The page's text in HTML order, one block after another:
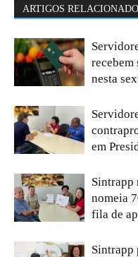
ARTIGOS
nesta
em
Sintrapp
nomeia
fila de
Sintrapp